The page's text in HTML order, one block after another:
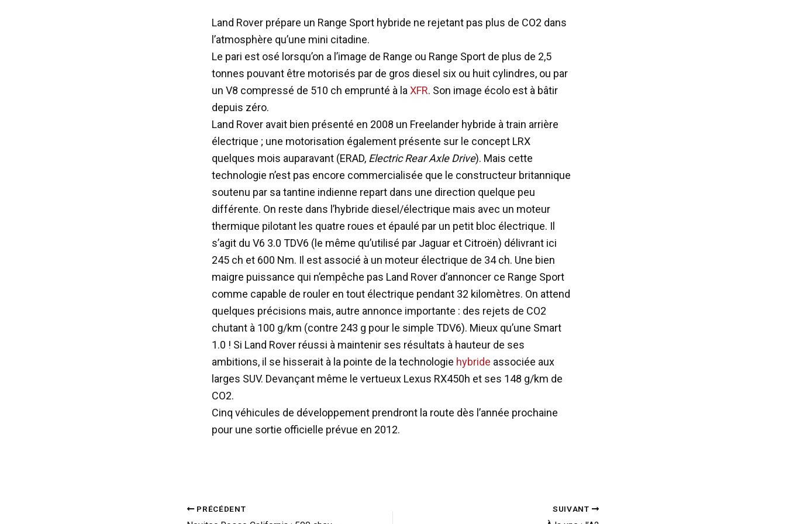
Land Rover prépare un Range Sport hybride ne rejetant pas plus de CO2 dans
l’atmosphère qu’une mini citadine.
Le pari est osé lorsqu’on a l’image de Range ou Range Sport de plus de 2,5
tonnes pouvant être motorisés par de gros diesel six ou huit cylindres, ou par
un V8 compressé de 510 ch emprunté à laXFR. Son image écolo est à bâtir
depuis zéro.
Land Rover avait bien présenté en 2008 un Freelander hybride à train arrière
électrique ; une motorisation également présente sur le concept LRX
quelques mois auparavant (ERAD, Electric Rear Axle Drive). Mais cette
technologie n’est pas encore commercialisée que le constructeur britannique
soutenu par sa tantine indienne repart dans une direction quelque peu
différente. On reste dans l’hybride diesel/électrique mais avec un moteur
thermique pilotant les quatre roues et épaulé par un petit bloc électrique. Il
s’agit du V6 3.0 TDV6 (le même qu’utilisé par Jaguar et Citroën) délivrant ici
245 ch et 600 Nm. Il est associé à un moteur électrique de 34 ch. Une bien
maigre puissance qui n’empêche pas Land Rover d’annoncer ce Range Sport
comme capable de rouler en tout électrique pendant 32 kilomètres. On attend
quelques précisions mais, autre annonce importante : des rejets de CO2
chutant à 100 g/km (contre 243 g pour le simple TDV6). Mieux qu’une Smart
1.0 ! Si Land Rover réussi à maintenir ses résultats à hauteur de ses
ambitions, il se hisserait à la pointe de la technologie hybride associée aux
larges SUV. Devançant même le vertueux Lexus RX450h et ses 148 g/km de
CO2.
Cinq véhicules de développement prendront la route dès l’année prochaine
pour une sortie officielle prévue en 2012.
PRÉCÉDENT SUIVANT